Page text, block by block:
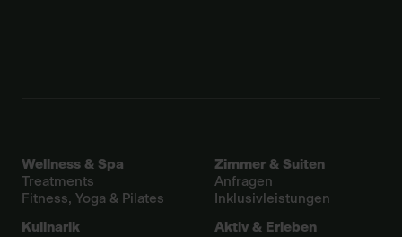
Wellness & Spa
Treatments
Fitness, Yoga & Pilates
Zimmer & Suiten
Anfragen
Inklusivleistungen
Kulinarik
Aktiv & Erleben